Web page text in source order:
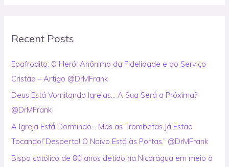
c
f
o
r
:
Recent Posts
Epafrodito: O Herói Anônimo da Fidelidade e do Serviço
Cristão – Artigo @DrMFrank
Deus Está Vomitando Igrejas… A Sua Será a Próxima?
@DrMFrank
A Igreja Está Dormindo… Mas as Trombetas Já Estão
Tocando!”Desperta! O Noivo Está às Portas.” @DrMFrank
Bispo católico de 80 anos detido na Nicarágua em meio à